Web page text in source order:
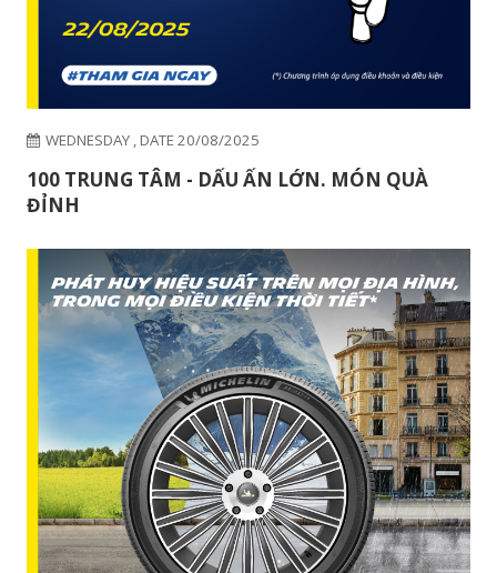
WEDNESDAY , DATE 20/08/2025
100 TRUNG TÂM - DẤU ẤN LỚN. MÓN QUÀ
ĐỈNH